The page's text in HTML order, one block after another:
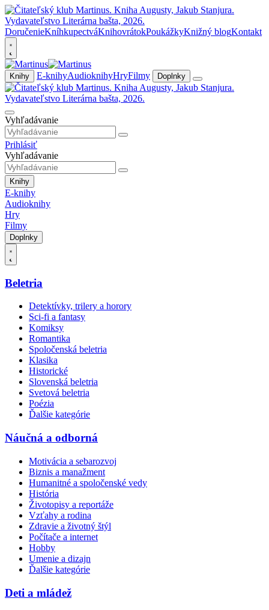
DoručenieKníhkupectváKnihovrátokPoukážkyKnižný blogKontakt
Knihy E-knihyAudioknihyHryFilmy Doplnky
Vyhľadávanie
Prihlásiť
Vyhľadávanie
Knihy
E-knihy
Audioknihy
Hry
Filmy
Doplnky
Beletria
Detektívky, trilery a horory
Sci-fi a fantasy
Komiksy
Romantika
Spoločenská beletria
Klasika
Historické
Slovenská beletria
Svetová beletria
Poézia
Ďalšie kategórie
Náučná a odborná
Motivácia a sebarozvoj
Biznis a manažment
Humanitné a spoločenské vedy
História
Životopisy a reportáže
Vzťahy a rodina
Zdravie a životný štýl
Počítače a internet
Hobby
Umenie a dizajn
Ďalšie kategórie
Deti a mládež